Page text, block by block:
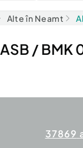
Alte în Neamt
/ BMK
37869